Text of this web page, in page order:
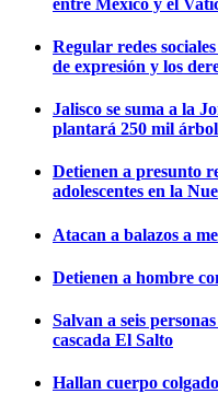
Regular redes
de expresión y los
Jalisco se suma a la
plantará 250 mil
Detienen a presunto
adolescentes en la
Atacan a balazos a
Detienen a hombre
Salvan a seis
cascada El Salto
Hallan cuerpo